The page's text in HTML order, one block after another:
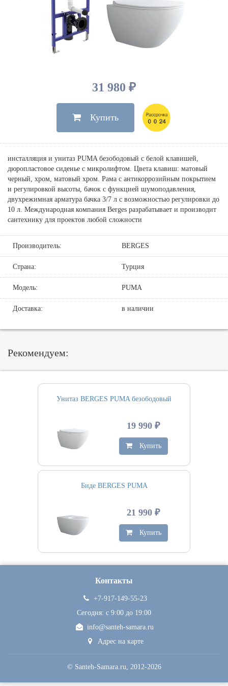
Для ванны
Для душа
Для биде
настенные для раковины
принадлежности
Гигиенические наборы
Душевые лейки, шланги
Встроенный верхний душ
Встроенные смесители для душа
Внутренние части
Электрические
Комплектующие
Полотенцедержатели
Инсталляции, клавиши
Для унитазов
Для раковин, биде, писсуаров
Клавиши смыва
Золото, бронза
31 980 ₽
Купить
инсталляция и унитаз PUMA безободовый с белой клавишей,
дюропластовое сиденье с микролифтом. Цвета клавиш: матовый
черный, хром, матовый хром. Рама с антикоррозийным покрытием
и регулировкой высоты, бачок с функцией шумоподавления,
двухрежимная арматура бачка 3/7 л с возможностью регулировки до
10 л. Международная компания Berges разрабатывает и производит
сантехнику для проектов любой сложности
Производитель: BERGES
Страна: Турция
Модель: PUMA
Доставка: в наличии
Рекомендуем:
Унитаз BERGES PUMA безободовый
19 990 ₽
Купить
Биде BERGES PUMA
21 990 ₽
Купить
Контакты
+7-917-149-55-23
Сегодня: c 9:00 до 19:00
info@santeh-samara.ru
Адрес на карте
© Santeh-Samara.ru, 2012-2026